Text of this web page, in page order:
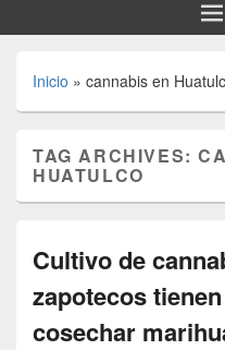
Inicio » cannabis en
TAG ARCHIVES:
HUATULCO
Cultivo de
zapotecos
cosechar